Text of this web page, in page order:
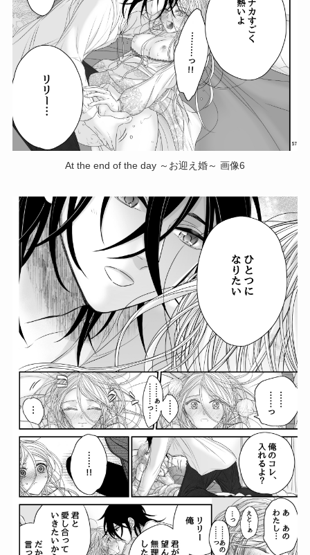
At the end of the day ～お迎え婚～ 画像6